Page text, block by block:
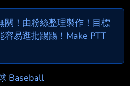
關！由粉絲整理製作！目標
容易逛批踢踢！Make PTT
Baseball